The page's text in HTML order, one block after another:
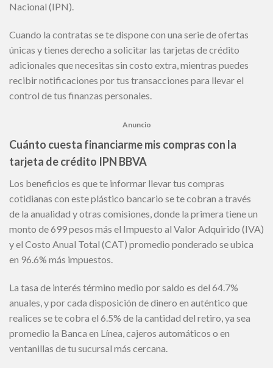
Nacional (IPN).
Cuando la contratas se te dispone con una serie de ofertas
únicas y tienes derecho a solicitar las tarjetas de crédito
adicionales que necesitas sin costo extra, mientras puedes
recibir notificaciones por tus transacciones para llevar el
control de tus finanzas personales.
Anuncio
Cuánto cuesta financiarme mis compras con la
tarjeta de crédito IPN BBVA
Los beneficios es que te informar llevar tus compras
cotidianas con este plástico bancario se te cobran a través
de la anualidad y otras comisiones, donde la primera tiene un
monto de 699 pesos más el Impuesto al Valor Adquirido (IVA)
y el Costo Anual Total (CAT) promedio ponderado se ubica
en 96.6% más impuestos.
La tasa de interés término medio por saldo es del 64.7%
anuales, y por cada disposición de dinero en auténtico que
realices se te cobra el 6.5% de la cantidad del retiro, ya sea
promedio la Banca en Línea, cajeros automáticos o en
ventanillas de tu sucursal más cercana.